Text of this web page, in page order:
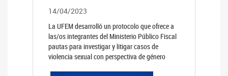
14/04/2023
La UFEM desarrolló un protocolo que ofrece a
las/os integrantes del Ministerio Público Fiscal
pautas para investigar y litigar casos de
violencia sexual con perspectiva de género